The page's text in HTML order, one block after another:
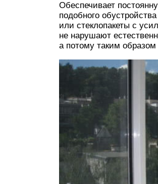
Обеспечивает
подобного
или стеклопакеты с
не нарушают
а потому таким